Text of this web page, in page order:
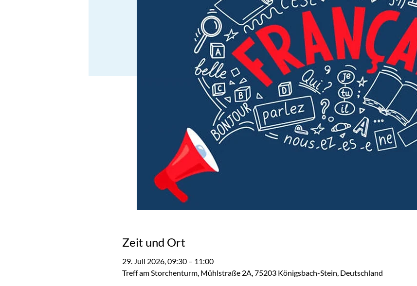
Zeit und Ort
29. Juli 2026, 09:30 – 11:00
Treff am Storchenturm, Mühlstraße 2A, 75203 Königsbach-Stein, Deutschland